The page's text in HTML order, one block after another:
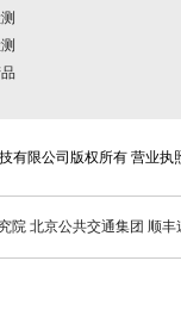
有限公司版权所有 营业执
院 北京公共交通集团 顺丰